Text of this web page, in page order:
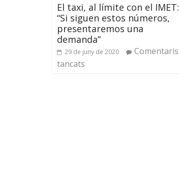
El taxi, al límite con el IMET:
“Si siguen estos números,
presentaremos una
demanda”
29 de juny de 2020
Comentaris
tancats